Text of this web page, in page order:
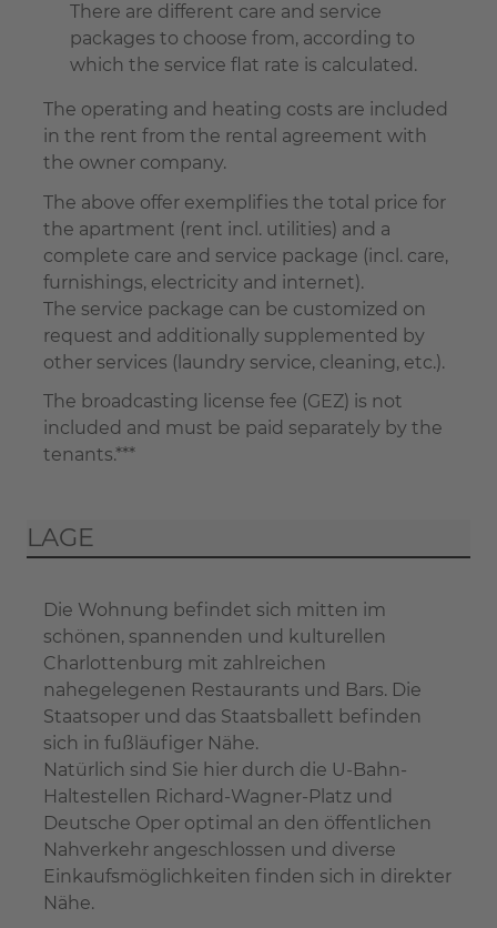
There are different care and service
packages to choose from, according to
which the service flat rate is calculated.
The operating and heating costs are included
in the rent from the rental agreement with
the owner company.
The above offer exemplifies the total price for
the apartment (rent incl. utilities) and a
complete care and service package (incl. care,
furnishings, electricity and internet).
The service package can be customized on
request and additionally supplemented by
other services (laundry service, cleaning, etc.).
The broadcasting license fee (GEZ) is not
included and must be paid separately by the
tenants.***
LAGE
Die Wohnung befindet sich mitten im
schönen, spannenden und kulturellen
Charlottenburg mit zahlreichen
nahegelegenen Restaurants und Bars. Die
Staatsoper und das Staatsballett befinden
sich in fußläufiger Nähe.
Natürlich sind Sie hier durch die U-Bahn-
Haltestellen Richard-Wagner-Platz und
Deutsche Oper optimal an den öffentlichen
Nahverkehr angeschlossen und diverse
Einkaufsmöglichkeiten finden sich in direkter
Nähe.